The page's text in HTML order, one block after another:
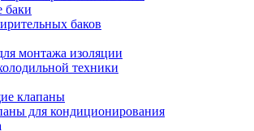
баки
баков
монтажа изоляции
техники
клапаны
для кондиционирования